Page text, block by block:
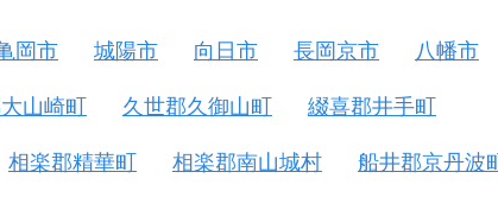
岡市 城陽市 向日市 長岡京市 八幡市
山崎町 久世郡久御山町 綴喜郡井手町
相楽郡精華町 相楽郡南山城村 船井郡京丹波町